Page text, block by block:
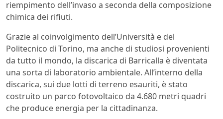
riempimento dell’invaso a seconda della composizione
chimica dei rifiuti.
Grazie al coinvolgimento dell’Università e del
Politecnico di Torino, ma anche di studiosi provenienti
da tutto il mondo, la discarica di Barricalla è diventata
una sorta di laboratorio ambientale. All’interno della
discarica, sui due lotti di terreno esauriti, è stato
costruito un parco fotovoltaico da 4.680 metri quadri
che produce energia per la cittadinanza.